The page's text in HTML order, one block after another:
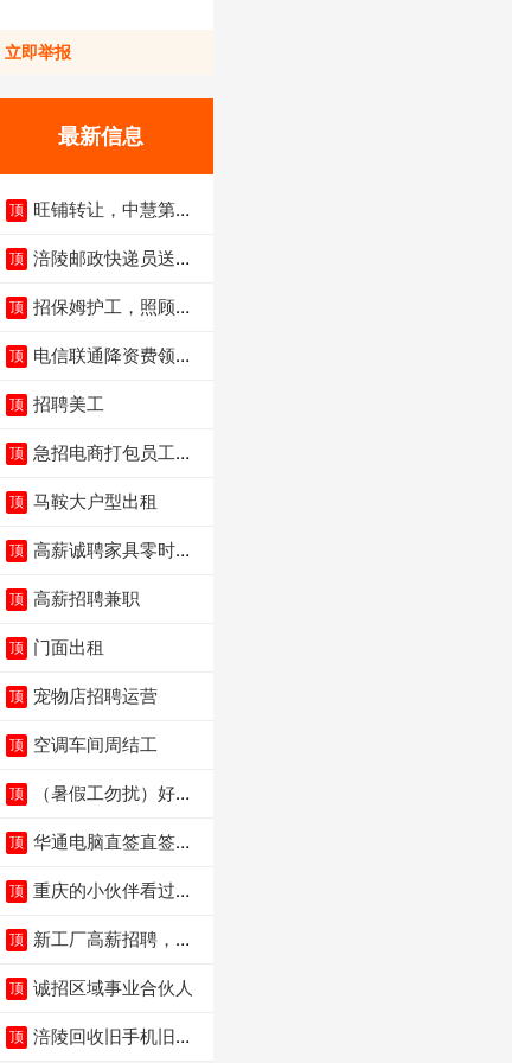
立即举报
最新信息
顶 旺铺转让，中慧第一
顶 涪陵邮政快递员送货
顶 招保姆护工，照顾病
顶 电信联通降资费领价
顶 招聘美工
顶 急招电商打包员工作
顶 马鞍大户型出租
顶 高薪诚聘家具零时促
顶 高薪招聘兼职
顶 门面出租
顶 宠物店招聘运营
顶 空调车间周结工
顶
（暑假工勿扰）好想
顶 华通电脑直签直签直
顶 重庆的小伙伴看过
本
顶 新工厂高薪招聘，普
顶 诚招区域事业合伙人
顶 涪陵回收旧手机旧电